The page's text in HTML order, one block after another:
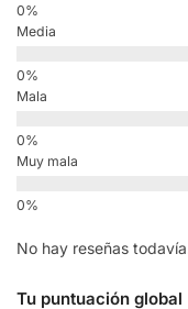
Media
Mala
Muy mala
No hay reseñas
Tu puntuación global